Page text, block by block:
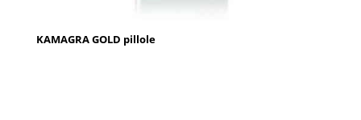
KAMAGRA GOLD pillole